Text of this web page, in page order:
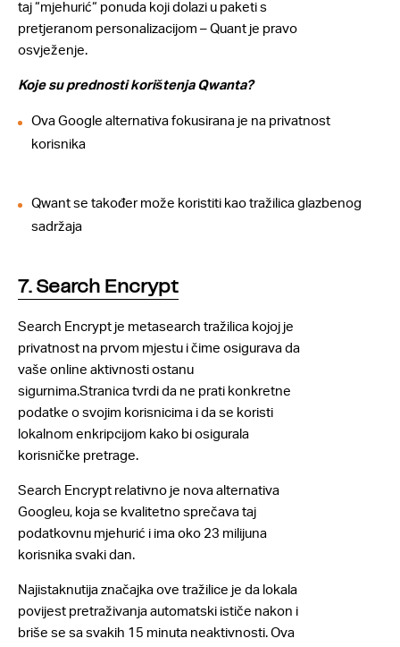
taj “mjehurić“ ponuda koji dolazi u paketi s
pretjeranom personalizacijom – Quant je pravo
osvježenje.
Koje su prednosti korištenja Qwanta?
Ova Google alternativa fokusirana je na privatnost
korisnika
Qwant se također može koristiti kao tražilica glazbenog
sadržaja
7. Search Encrypt
Search Encrypt je metasearch tražilica kojoj je
privatnost na prvom mjestu i čime osigurava da
vaše online aktivnosti ostanu
sigurnima.Stranica tvrdi da ne prati konkretne
podatke o svojim korisnicima i da se koristi
lokalnom enkripcijom kako bi osigurala
korisničke pretrage.
Search Encrypt relativno je nova alternativa
Googleu, koja se kvalitetno sprečava taj
podatkovnu mjehurić i ima oko 23 milijuna
korisnika svaki dan.
Najistaknutija značajka ove tražilice je da lokala
povijest pretraživanja automatski ističe nakon i
briše se sa svakih 15 minuta neaktivnosti. Ova